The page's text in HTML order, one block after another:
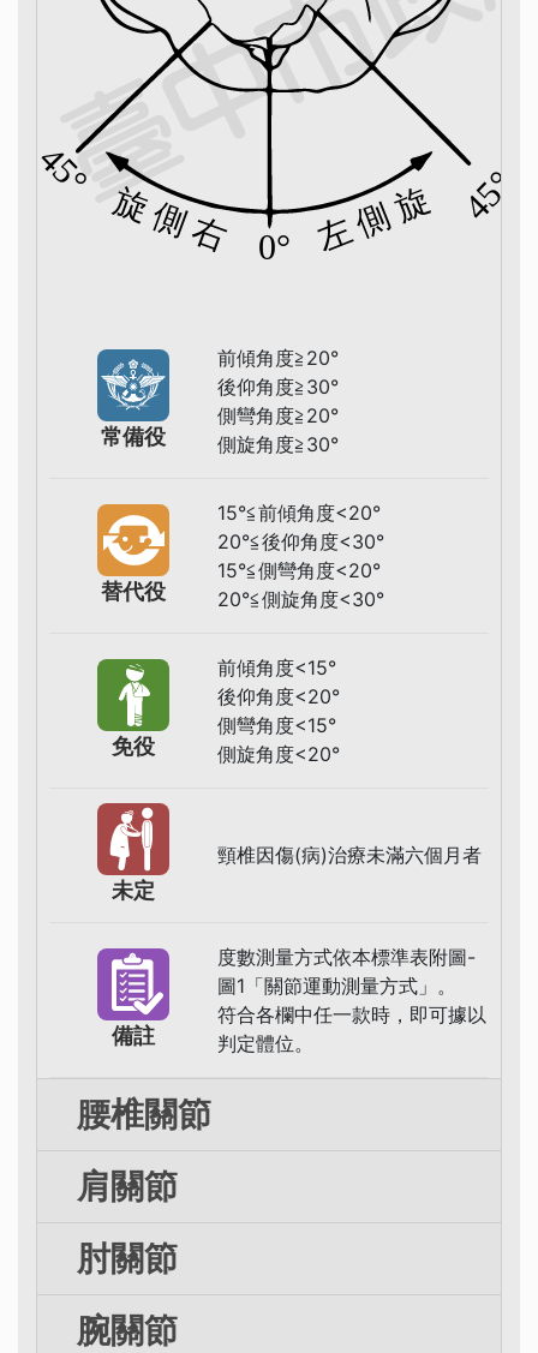
常備役
前傾角度≧20°
後仰角度≧30°
側彎角度≧20°
側旋角度≧30°
替代役
15°≦前傾角度<20°
20°≦後仰角度<30°
15°≦側彎角度<20°
20°≦側旋角度<30°
免役
前傾角度<15°
後仰角度<20°
側彎角度<15°
側旋角度<20°
未定
頸椎因傷(病)治療未滿六個月者
備註
度數測量方式依本標準表附圖-
圖1「關節運動測量方式」。
符合各欄中任一款時，即可據以
判定體位。
腰椎關節
肩關節
肘關節
腕關節